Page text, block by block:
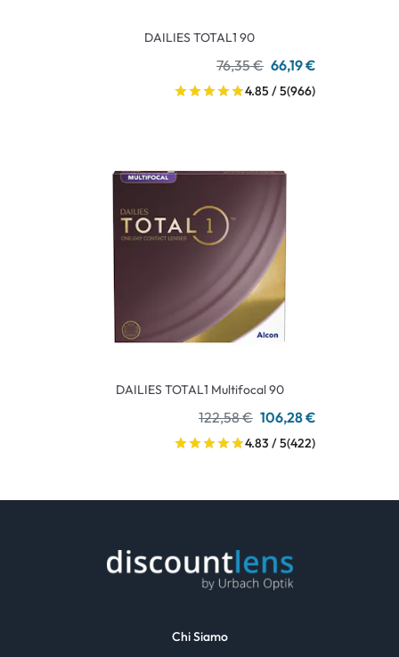
DAILIES TOTAL1 90
76,35 € 66,19 €
4.85 / 5(966)
DAILIES TOTAL1 Multifocal 90
122,58 € 106,28 €
4.83 / 5(422)
Chi Siamo